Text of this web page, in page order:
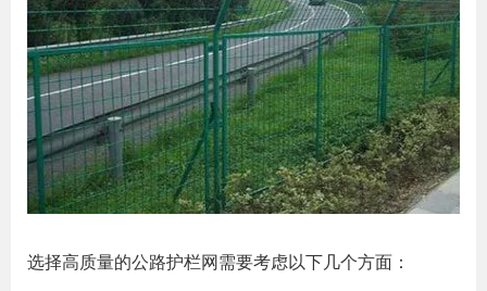
选择高质量的公路护栏网需要考虑以下几个方面：